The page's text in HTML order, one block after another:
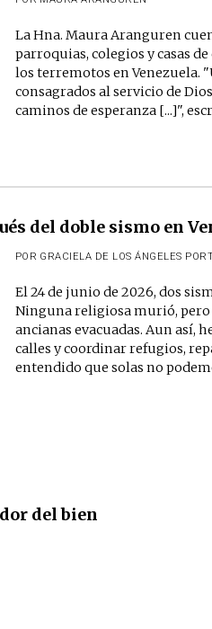
La Hna. Maura Aranguren
parroquias, colegios y casas
los terremotos en Venezuela.
consagrados al servicio de
caminos de esperanza [...]",
del doble sismo en
El 24 de junio de 2026, dos
Ninguna religiosa murió, pero
ancianas evacuadas. Aun así,
calles y coordinar refugios,
entendido que solas no
POR GRACIELA DE LOS ÁNGELES
del bien